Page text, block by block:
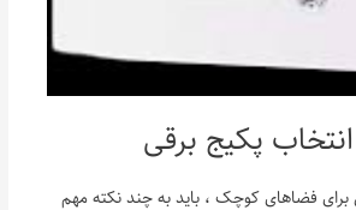
پکیج برقی
برای فضاهای کوچک ، باید به چند نکته مهم